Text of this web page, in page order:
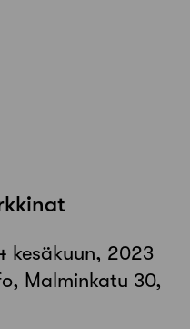
kesäkuun, 2023
Malminkatu 30,